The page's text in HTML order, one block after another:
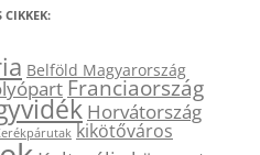
CIKKEK:
Belföld Magyarország
Franciaország
Horvátország
kikötőváros